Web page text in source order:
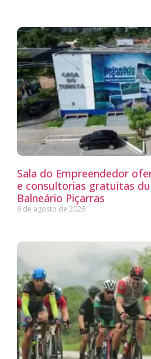
Sala do Empreendedor
e consultorias gratuitas
Balneário Piçarras
6 de agosto de 2026